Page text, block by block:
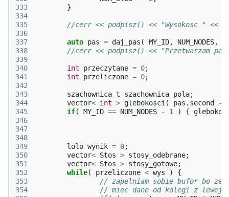
333
334
335
336
337
338
339
340
341
342
343
344
345
346
347
348
349
350
351
352
353
354
}
//cerr << podpisz() << "Wysokosc " <<
auto pas = daj_pas ( MY_ID, NUM_NODES,
//cerr << podpisz() << "Przetwarzam
int przeczytane = 0;
int
przeliczone = 0;
szachownica_t szachownica_pola;
vector< int > glebokosci ( pas . second -
if( MY_ID == NUM_NODES - 1 ) {
lolo wynik = 0;
vector< Stos > stosy_odebrane;
vector< Stos > stosy_gotowe;
while( przeliczone < wys )
{
// zapelniam sobie bufor bo
// miec dane od kolegi z lewej